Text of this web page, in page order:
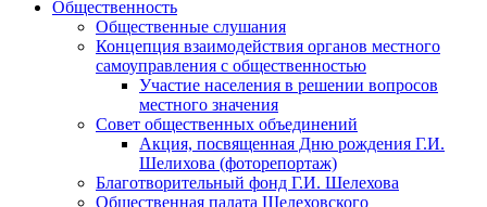
Общественность
Общественные слушания
Концепция взаимодействия органов местного
самоуправления с общественностью
Участие населения в решении вопросов
местного значения
Совет общественных объединений
Акция, посвященная Дню рождения Г.И.
Шелихова (фоторепортаж)
Благотворительный фонд Г.И. Шелехова
Общественная палата Шелеховского